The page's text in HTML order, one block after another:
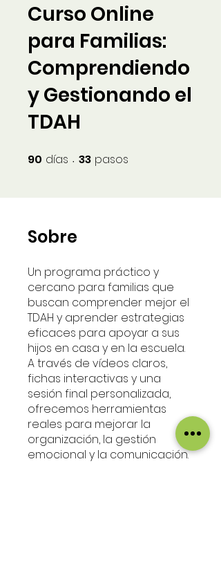
Curso Online
para Familias:
Comprendiendo
y Gestionando el
TDAH
90 días 90 días
33 pasos
Sobre
Un programa práctico y
cercano para familias que
buscan comprender mejor el
TDAH y aprender estrategias
eficaces para apoyar a sus
hijos en casa y en la escuela.
A través de vídeos claros,
fichas interactivas y una
sesión final personalizada,
ofrecemos herramientas
reales para mejorar la
organización, la gestión
emocional y la comunicación.